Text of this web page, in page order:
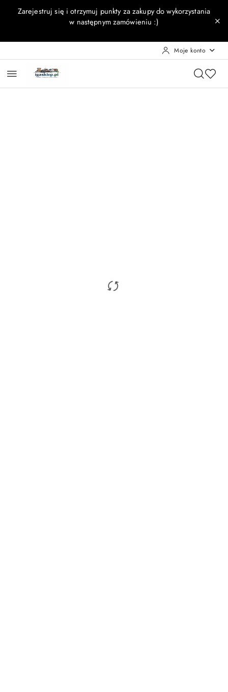
Przejdź do treści głównej
Przejdź do wyszukiwarki
Przejdź do moje konto
Przejdź do menu głównego
Przejdź do opisu produktu
Przejdź do stopki
Zarejestruj się i otrzymuj punkty za zakupy do wykorzystania
w następnym zamówieniu :)
Moje konto